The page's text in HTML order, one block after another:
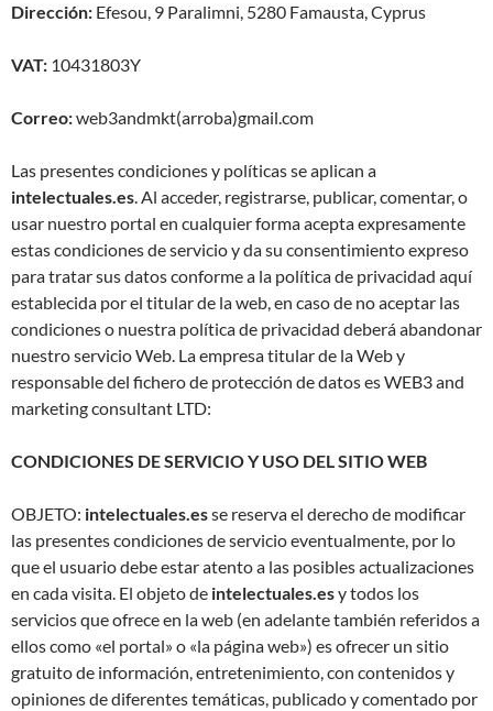
Dirección: Efesou, 9 Paralimni, 5280 Famausta, Cyprus
VAT: 10431803Y
Correo:web3andmkt(arroba)gmail.com
Las presentes condiciones y políticas se aplican a
intelectuales.es. Al acceder, registrarse, publicar, comentar, o
usar nuestro portal en cualquier forma acepta expresamente
estas condiciones de servicio y da su consentimiento expreso
para tratar sus datos conforme a la política de privacidad aquí
establecida por el titular de la web, en caso de no aceptar las
condiciones o nuestra política de privacidad deberá abandonar
nuestro servicio Web. La empresa titular de la Web y
responsable del fichero de protección de datos es WEB3 and
marketing consultant LTD:
CONDICIONES DE SERVICIO Y USO DEL SITIO WEB
OBJETO: intelectuales.esse reserva el derecho de modificar
las presentes condiciones de servicio eventualmente, por lo
que el usuario debe estar atento a las posibles actualizaciones
en cada visita. El objeto de intelectuales.esy todos los
servicios que ofrece en la web (en adelante también referidos a
ellos como «el portal» o «la página web») es ofrecer un sitio
gratuito de información, entretenimiento, con contenidos y
opiniones de diferentes temáticas, publicado y comentado por